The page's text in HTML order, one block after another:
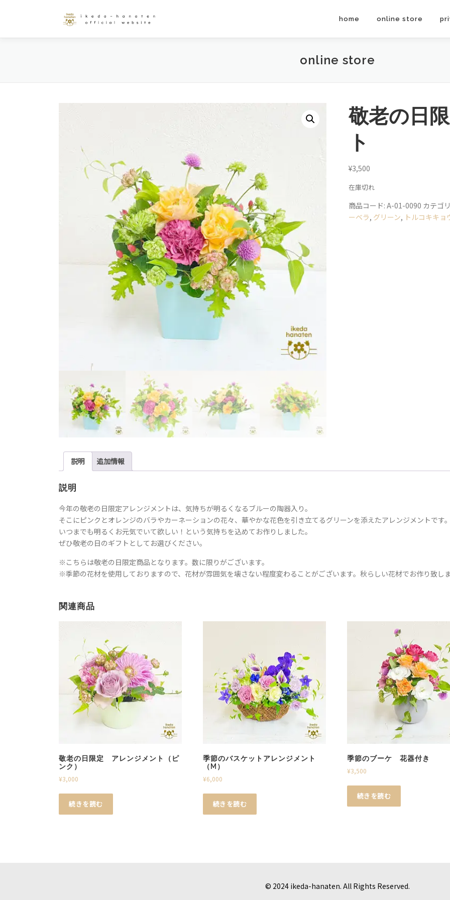
ン
home online store
online store
敬老の日
ト
¥3,500
在庫切れ
商品コード:A-01-0090 カテゴ
ーベラ, グリーン, トルコキキョ
説明 追加情報
説明
今年の敬老の日限定アレンジメントは、気持ちが明るくなるブルーの陶器入り。
そこにピンクとオレンジのバラやカーネーションの花々、華やかな花色を引き立てるグリーンを添えたアレンジメントです。
いつまでも明るくお元気でいて欲しい！という気持ちを込めてお作りしました。
ぜひ敬老の日のギフトとしてお選びください。
※こちらは敬老の日限定商品となります。数に限りがございます。
※季節の花材を使用しておりますので、花材が雰囲気を壊さない程度変わることがございます。秋らしい花材でお作り致しま
関連商品
敬老の日限定 アレンジメント（ピ
ンク）
¥3,000
続きを読む
季節のバスケットアレンジメント
（M）
¥6,000
続きを読む
季節のブーケ 花器付き
¥3,500
続きを読む
© 2024 ikeda-hanaten. All Rights Reserved.